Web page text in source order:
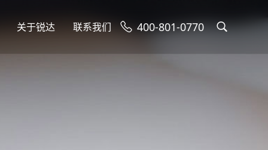
关于锐达 联系我们 400-801-0770